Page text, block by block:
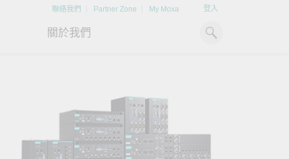
聯絡我們 Partner Zone My Moxa 登入
x86 電腦
ARM 電腦
掌握綠能脈動
文件資料庫
案例研究
關於我們
Moxa 人才小聯盟系統